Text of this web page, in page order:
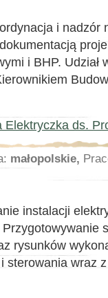
i nadzór
i BHP. Udział
ds.
małopolskie,
instalacji
rysunków
sterowania wraz